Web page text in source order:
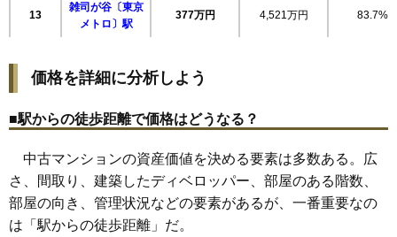
住所 東京都豊島区南大塚1丁目
大塚駅前駅（3分）、新大塚駅（7分）
相場 9,700万円～10,100万円
マンションナビで
ブランズ新大塚
住所 東京都豊島区南大塚2丁目
13
雑司が谷〔東京
メトロ〕駅
377万円 4,521万円 83.7%
15 要町駅 368万円
17 庚申塚駅 361万円 6,863万円 71.0%
18 新庚申塚駅 357万円 5,353万円 109.1%
19 東長崎駅 343万円 2,059万円 125.4%
20 西巣鴨駅 341万円 3,405万円 73.8%
21 千川駅 309万円
価格を詳細に分析しよう
■駅からの徒歩距離で価格はどうなる？
中古マンションの資産価値を決める要素は多数ある。広
さ、間取り、建築したディベロッパー、部屋のある階数、
部屋の向き、管理状況などの要素があるが、一番重要なの
は「駅からの徒歩距離」だ。